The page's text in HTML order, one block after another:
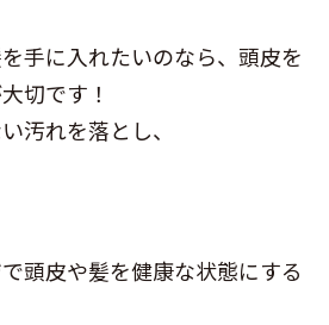
手に入れたいのなら、頭皮を
切です！
汚れを落とし、
頭皮や髪を健康な状態にする